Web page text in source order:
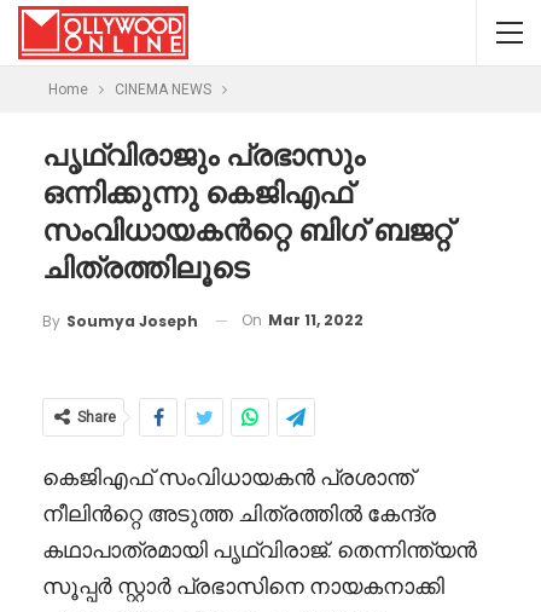
Home CINEMA NEWS
പൃഥ്വിരാജും പ്രഭാസും
ഒന്നിക്കുന്നു കെജിഎഫ്
സംവിധായകൻറ്റെ ബിഗ് ബജറ്റ്
ചിത്രത്തിലൂടെ
By Soumya Joseph On Mar 11, 2022
Share
കെജിഎഫ് സംവിധായകൻ പ്രശാന്ത്
നീലിൻറ്റെ അടുത്ത ചിത്രത്തിൽ കേന്ദ്ര
കഥാപാത്രമായി പൃഥ്വിരാജ്. തെന്നിന്ത്യൻ
സൂപ്പർ സ്റ്റാർ പ്രഭാസിനെ നായകനാക്കി